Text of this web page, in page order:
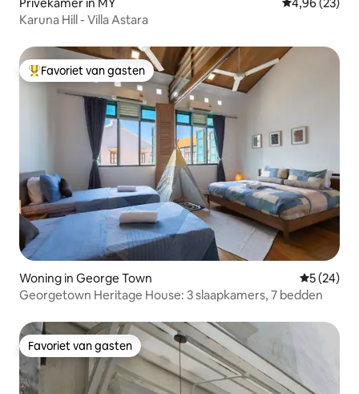
Privékamer in MY Gemiddelde
4,96 (23)
Karuna Hill - Villa Astara
Topfavoriet van gasten
Favoriet van gasten
Woning in George Town
5 (24)
Georgetown Heritage House: 3 slaapkamers, 7 bedden
Favoriet van gasten
Favoriet van gasten